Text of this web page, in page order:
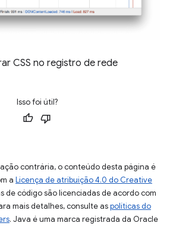
CSS no registro de rede
Isso foi útil?
contrária, o conteúdo desta página é
a Licença de atribuição 4.0 do Creative
de código são licenciadas de acordo com
mais detalhes, consulte aspolíticas do
. Java é uma marca registrada da Oracle